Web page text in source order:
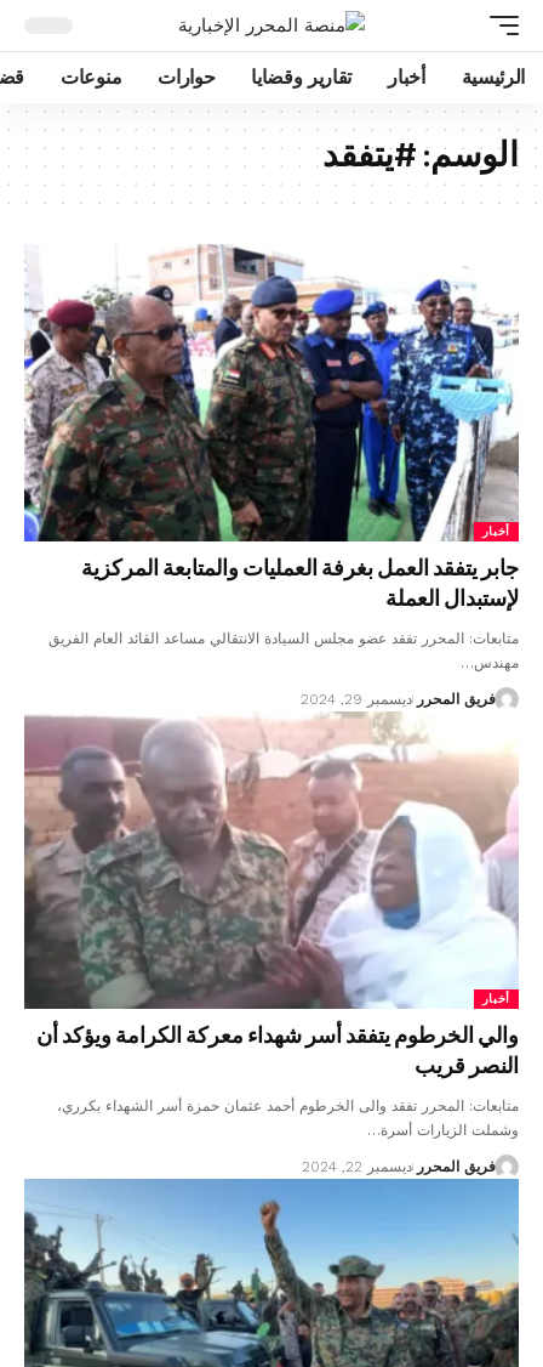
الرئيسية أخبار تقارير وقضايا حوارات منوعات
الوسم: #يتفقد
أخبار
جابر يتفقد العمل بغرفة العمليات والمتابعة المركزية
لإستبدال العملة
متابعات: المحرر تفقد عضو مجلس السيادة الانتقالي مساعد القائد العام الفريق
مهندس…
فريق المحرر ديسمبر 29, 2024
أخبار
والي الخرطوم يتفقد أسر شهداء معركة الكرامة ويؤكد أن
النصر قريب
متابعات: المحرر تفقد والى الخرطوم أحمد عثمان حمزة أسر الشهداء بكرري،
وشملت الزيارات أسرة…
فريق المحرر ديسمبر 22, 2024